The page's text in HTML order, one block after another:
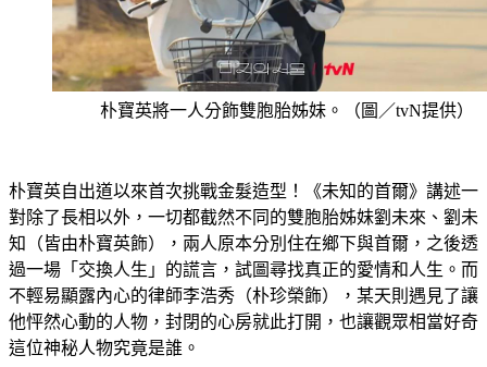
朴寶英將一人分飾雙胞胎姊妹。（圖／tvN提供）
朴寶英自出道以來首次挑戰金髮造型！《未知的首爾》講述一
對除了長相以外，一切都截然不同的雙胞胎姊妹劉未來、劉未
知（皆由朴寶英飾），兩人原本分別住在鄉下與首爾，之後透
過一場「交換人生」的謊言，試圖尋找真正的愛情和人生。而
不輕易顯露內心的律師李浩秀（朴珍榮飾），某天則遇見了讓
他怦然心動的人物，封閉的心房就此打開，也讓觀眾相當好奇
這位神秘人物究竟是誰。